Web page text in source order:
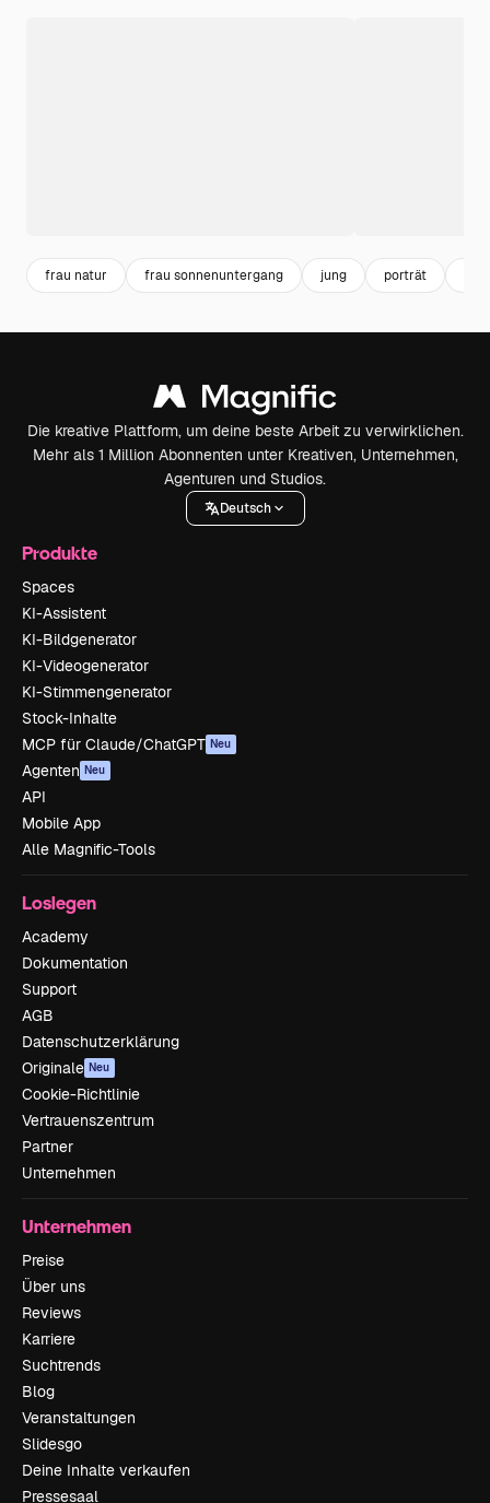
frau natur frau sonnenuntergang jung porträt
Die kreative Plattform, um deine beste Arbeit zu verwirklichen.
Mehr als 1 Million Abonnenten unter Kreativen, Unternehmen,
Agenturen und Studios.
Deutsch
Produkte
Spaces
KI-Assistent
KI-Bildgenerator
KI-Videogenerator
KI-Stimmengenerator
Stock-Inhalte
MCP für Claude/ChatGPT Neu
Agenten Neu
API
Mobile App
Alle Magnific-Tools
Loslegen
Academy
Dokumentation
Support
AGB
Datenschutzerklärung
Originale Neu
Cookie-Richtlinie
Vertrauenszentrum
Partner
Unternehmen
Unternehmen
Preise
Über uns
Reviews
Karriere
Suchtrends
Blog
Veranstaltungen
Slidesgo
Deine Inhalte verkaufen
Pressesaal